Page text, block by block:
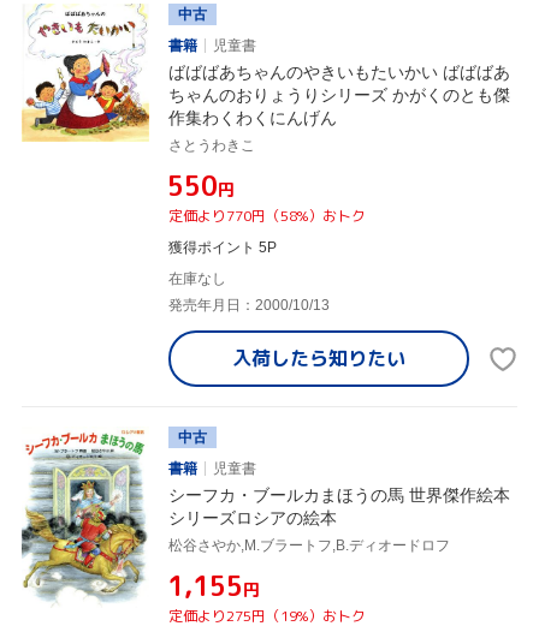
中古
書籍
児童書
ばばばあちゃんのやきいもたいかい ばばばあ
ちゃんのおりょうりシリーズ かがくのとも傑
作集わくわくにんげん
さとうわきこ
¥550円
定価より770円（58%）おトク
獲得ポイント 5P
在庫なし
発売年月日：2000/10/13
入荷したら知りたい
中古
書籍
児童書
シーフカ・ブールカまほうの馬 世界傑作絵本
シリーズロシアの絵本
松谷さやか,M.ブラートフ,B.ディオードロフ
¥1,155円
定価より275円（19%）おトク